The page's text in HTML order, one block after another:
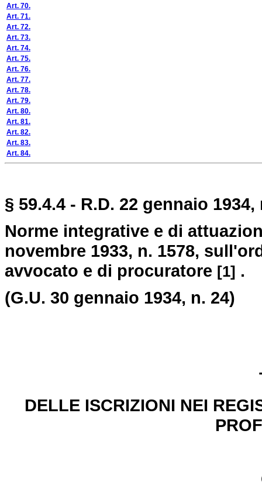
Art. 70.
Art. 71.
Art. 72.
Art. 73.
Art. 74.
Art. 75.
Art. 76.
Art. 77.
Art. 78.
Art. 79.
Art. 80.
Art. 81.
Art. 82.
Art. 83.
Art. 84.
§ 59.4.4 - R.D. 22 gennaio 1934,
Norme integrative e di
novembre 1933, n. 1578,
avvocato e di procuratore [1] .
(G.U. 30 gennaio 1934, n. 24)
DELLE ISCRIZIONI NEI